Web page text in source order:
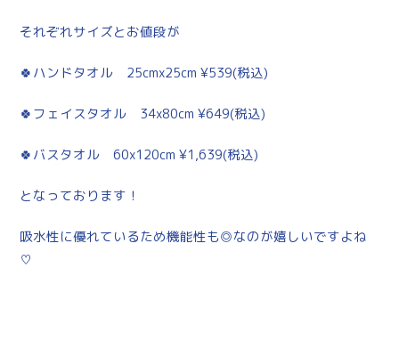
それぞれサイズとお値段が
🍀ハンドタオル 25cmx25cm ¥539(税込)
🍀フェイスタオル 34x80cm ¥649(税込)
🍀バスタオル 60x120cm ¥1,639(税込)
となっております！
吸水性に優れているため機能性も◎なのが嬉しいですよね
♡